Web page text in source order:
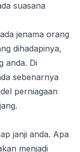
suasana
jenama orang
dihadapinya,
anda. Di
sebenarnya
perniagaan
janji anda. Apa
menjadi